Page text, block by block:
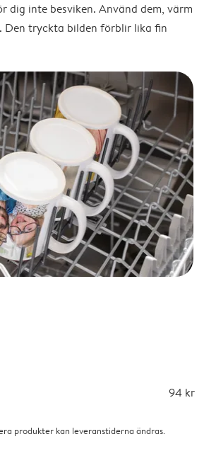
dig inte besviken. Använd dem, värm
Den tryckta bilden förblir lika fin
94 kr
produkter kan leveranstiderna ändras.